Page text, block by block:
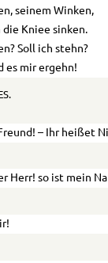
seinem Winken,
die Kniee sinken.
Soll ich stehn?
es mir ergehn!
– Ihr heißet
Herr! so ist mein